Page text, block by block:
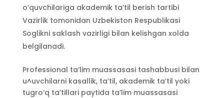
o‘quvchilariga akademik ta’til berish tartibi
Vazirlik tomonidan Uzbekiston Respublikasi
Soglikni saklash vazirligi bilan kelishgan xolda
belgilanadi.
Professional ta’lim muassasasi tashabbusi bilan
u^uvchilarni kasallik, ta’til, akademik ta’til yoki
tugro‘q ta’tillari paytida ta’lim muassasasi